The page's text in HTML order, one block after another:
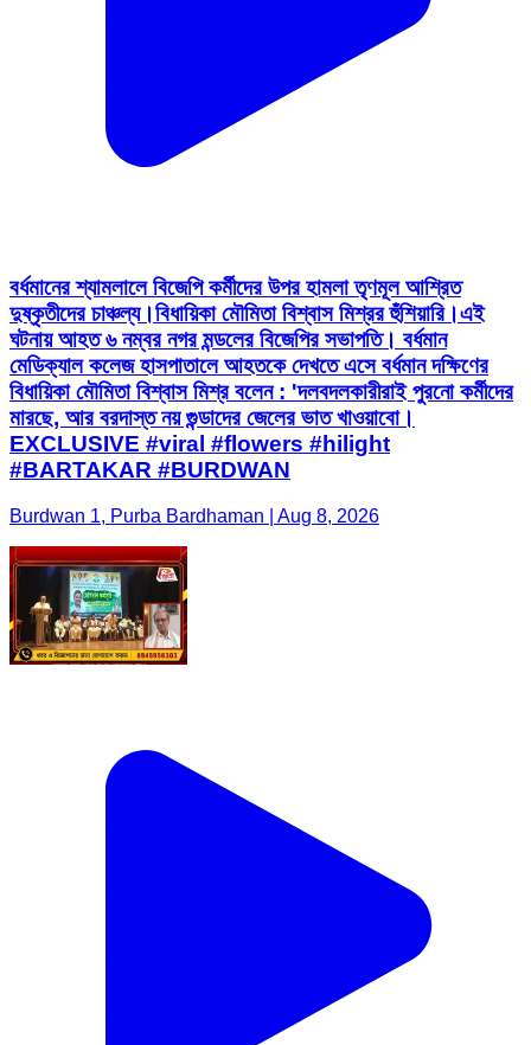
বর্ধমানের শ্যামলালে বিজেপি কর্মীদের উপর হামলা তৃণমূল আশ্রিত
দুষ্কৃতীদের চাঞ্চল্য।বিধায়িকা মৌমিতা বিশ্বাস মিশ্রর হুঁশিয়ারি।এই
ঘটনায় আহত ৬ নম্বর নগর মন্ডলের বিজেপির সভাপতি। বর্ধমান
মেডিক্যাল কলেজ হাসপাতালে আহতকে দেখতে এসে বর্ধমান দক্ষিণের
বিধায়িকা মৌমিতা বিশ্বাস মিশ্র বলেন : 'দলবদলকারীরাই পুরনো কর্মীদের
মারছে, আর বরদাস্ত নয় গুন্ডাদের জেলের ভাত খাওয়াবো।
EXCLUSIVE #viral #flowers #hilight
#BARTAKAR #BURDWAN
Burdwan 1, Purba Bardhaman | Aug 8, 2026